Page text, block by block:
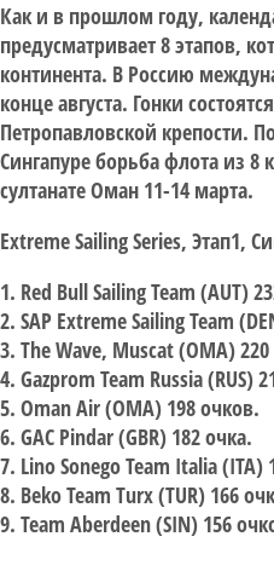
Как и в прошлом году,
предусматривает 8 этапов,
континента. В Россию
конце августа. Гонки
Петропавловской крепости.
Сингапуре борьба флота из
султанате Оман 11-14 марта.
Extreme Sailing Series, Этап1,
1. Red Bull Sailing Team (AUT)
2. SAP Extreme Sailing Team
3. The Wave, Muscat (OMA)
4. Gazprom Team Russia (RUS)
5. Oman Air (OMA) 198 очков.
6. GAC Pindar (GBR) 182 очка.
7. Lino Sonego Team Italia (ITA)
8. Beko Team Turx (TUR) 166
9. Team Aberdeen (SIN) 156